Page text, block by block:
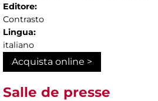
Editore:
Contrasto
Lingua:
italiano
Acquista online >
Salle de presse